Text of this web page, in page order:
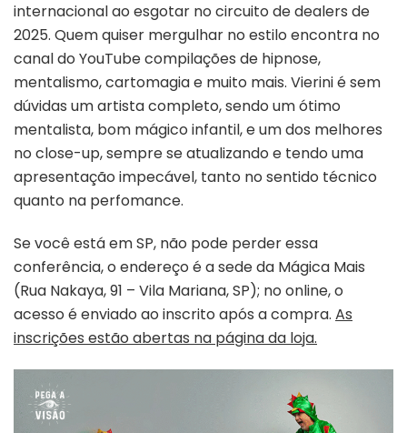
internacional ao esgotar no circuito de dealers de
2025. Quem quiser mergulhar no estilo encontra no
canal do YouTube compilações de hipnose,
mentalismo, cartomagia e muito mais. Vierini é sem
dúvidas um artista completo, sendo um ótimo
mentalista, bom mágico infantil, e um dos melhores
no close-up, sempre se atualizando e tendo uma
apresentação impecável, tanto no sentido técnico
quanto na perfomance.
Se você está em SP, não pode perder essa
conferência, o endereço é a sede da Mágica Mais
(Rua Nakaya, 91 – Vila Mariana, SP); no online, o
acesso é enviado ao inscrito após a compra. As
inscrições estão abertas na página da loja.